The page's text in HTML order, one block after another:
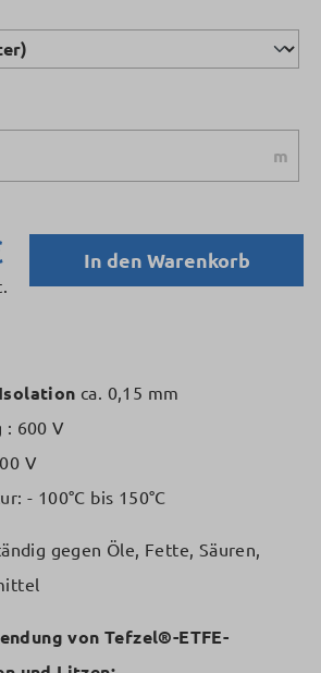
m
In den Warenkorb
ca. 0,15 mm
: 600 V
V
- 100°C bis 150°C
gegen Öle, Fette, Säuren,
von Tefzel®-ETFE-